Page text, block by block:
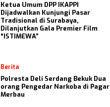
Ketua Umum DPP IKAPPI
Dijadwalkan Kunjungi Pasar
Tradisional di Surabaya,
Dilanjutkan Gala Premier Film
“ISTIMEWA”
Berita
Polresta Deli Serdang Bekuk Dua
orang Pengedar Narkoba di Pagar
Merbau